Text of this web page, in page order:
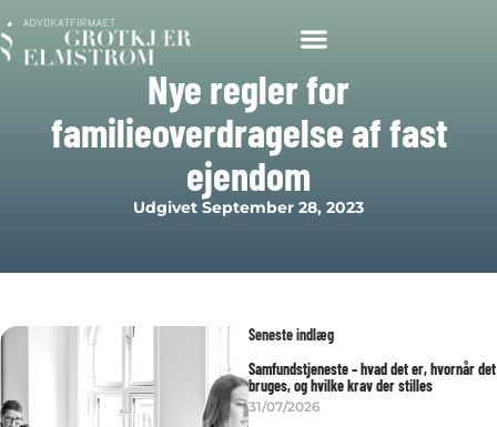
Nye regler for
familieoverdragelse af fast
ejendom
Udgivet September 28, 2023
Seneste indlæg
Samfundstjeneste – hvad det er, hvornår det
bruges, og hvilke krav der stilles
31/07/2026